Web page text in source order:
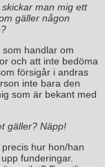
skickar man mig ett
gäller någon
som handlar om
och att inte bedöma
försigår i andras
inte bara den
som är bekant med
gäller? Näpp!
hur hon/han
funderingar.